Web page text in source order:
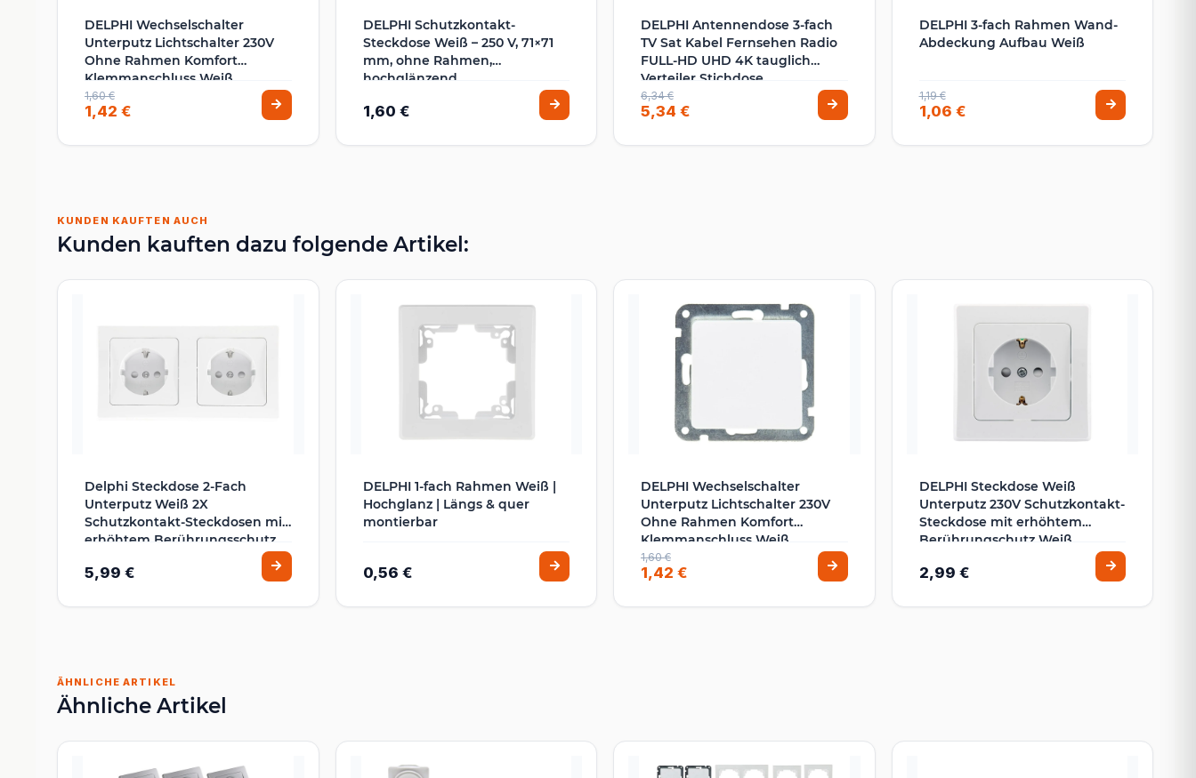
DELPHI Wechselschalter
Unterputz Lichtschalter 230V
Ohne Rahmen Komfort
Klemmanschluss Weiß
1,60 €
1,42 €
DELPHI Schutzkontakt-
Steckdose Weiß – 250 V, 71×71
mm, ohne Rahmen,
hochglänzend,
1,60 €
DELPHI Antennendose 3-fach
TV Sat Kabel Fernsehen Radio
FULL-HD UHD 4K tauglich
Verteiler Stichdose
Kombinierbar mit DELPHI
Komponenten mit 1-fach
6,34 €
5,34 €
DELPHI 3-fach Rahmen Wand-
Abdeckung Aufbau Weiß
1,19 €
1,06 €
KUNDEN KAUFTEN AUCH
Kunden kauften dazu folgende Artikel:
Delphi Steckdose 2-Fach
Unterputz Weiß 2X
Schutzkontakt-Steckdosen mit
erhöhtem Berührungsschutz
2er UP-Steckdosen Anschluss
über Komfort Kabel Klemme
5,99 €
DELPHI 1-fach Rahmen Weiß |
Hochglanz | Längs & quer
montierbar
0,56 €
DELPHI Wechselschalter
Unterputz Lichtschalter 230V
Ohne Rahmen Komfort
Klemmanschluss Weiß
1,60 €
1,42 €
DELPHI Steckdose Weiß
Unterputz 230V Schutzkontakt-
Steckdose mit erhöhtem
Berührungschutz Weiß
2,99 €
ÄHNLICHE ARTIKEL
Ähnliche Artikel